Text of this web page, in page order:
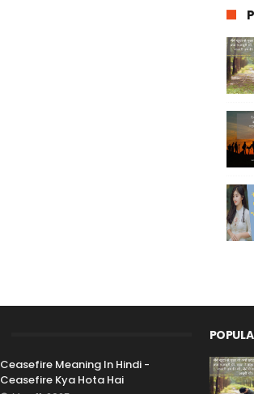
Ceasefire Meaning In Hindi -
Ceasefire Kya Hota Hai